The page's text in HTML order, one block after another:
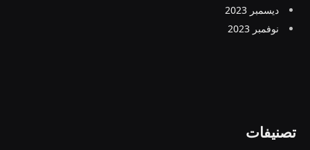
ديسمبر 2023
نوفمبر 2023
تصنيفات